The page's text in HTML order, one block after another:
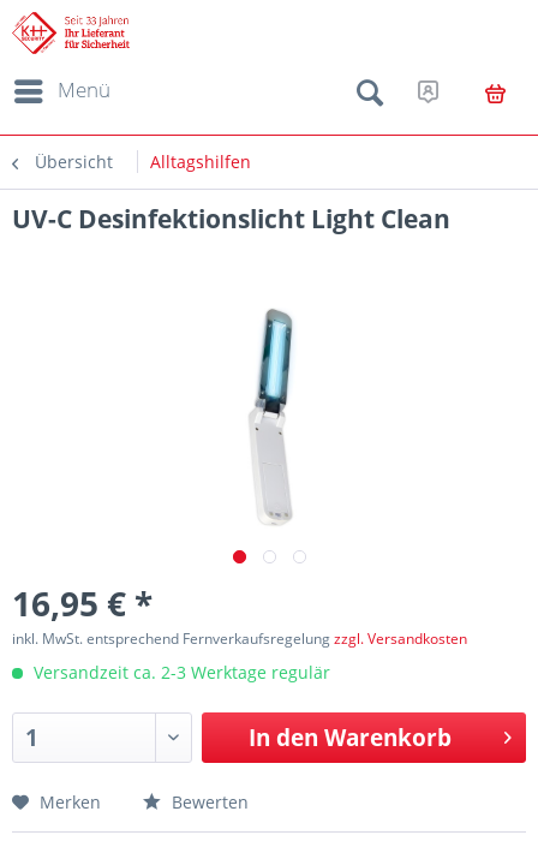
Menü
Übersicht Alltagshilfen
UV-C Desinfektionslicht Light Clean
16,95 € *
inkl. MwSt. entsprechend Fernverkaufsregelungzzgl. Versandkosten
Versandzeit ca. 2-3 Werktage regulär
In den Warenkorb
Merken Bewerten